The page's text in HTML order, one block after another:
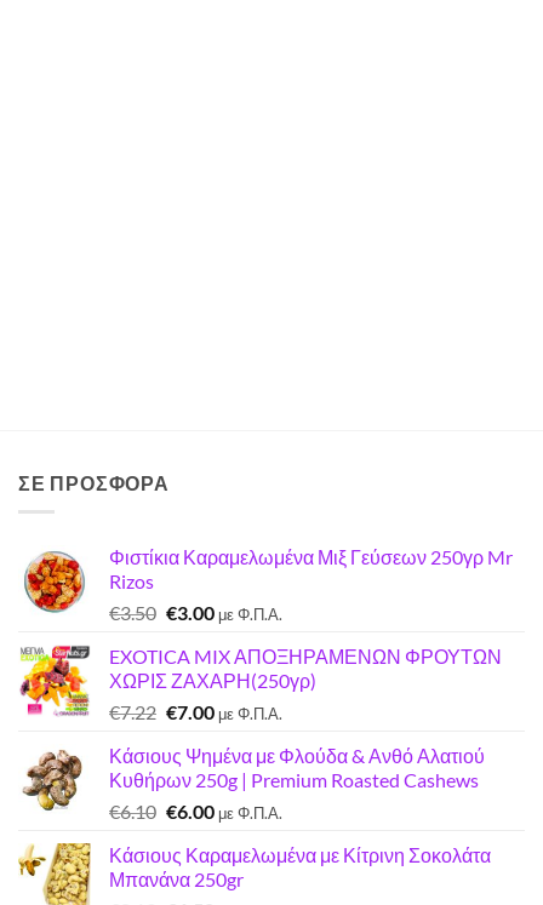
ΣΕ ΠΡΟΣΦΟΡΑ
Φιστίκια Καραμελωμένα Μιξ Γεύσεων 250γρ Mr
Rizos
€3.50 Original
was:
€3.50.
€3.00Η
τιμή
είναι:
€3.00.
με Φ.Π.Α.
EXOTICA MIX ΑΠΟΞΗΡΑΜΕΝΩΝ ΦΡΟΥΤΩΝ
ΧΩΡΙΣ ΖΑΧΑΡΗ(250γρ)
€7.22 Original
was:
€7.22.
€7.00Η
τιμή
είναι:
€7.00.
με Φ.Π.Α.
Κάσιους Ψημένα με Φλούδα & Ανθό Αλατιού
Κυθήρων 250g | Premium Roasted Cashews
€6.10 Original
was:
€6.10.
€6.00Η
τιμή
είναι:
με Φ.Π.Α.
Κάσιους Καραμελωμένα με Κίτρινη Σοκολάτα
Μπανάνα 250gr